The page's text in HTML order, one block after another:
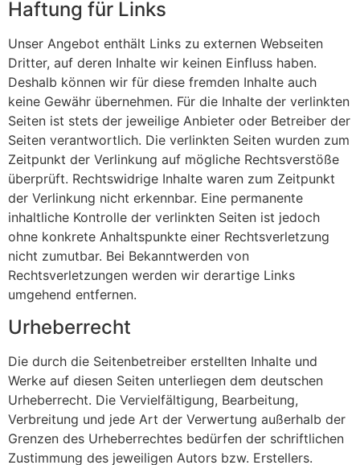
Haftung für Links
Unser Angebot enthält Links zu externen Webseiten
Dritter, auf deren Inhalte wir keinen Einfluss haben.
Deshalb können wir für diese fremden Inhalte auch
keine Gewähr übernehmen. Für die Inhalte der verlinkten
Seiten ist stets der jeweilige Anbieter oder Betreiber der
Seiten verantwortlich. Die verlinkten Seiten wurden zum
Zeitpunkt der Verlinkung auf mögliche Rechtsverstöße
überprüft. Rechtswidrige Inhalte waren zum Zeitpunkt
der Verlinkung nicht erkennbar. Eine permanente
inhaltliche Kontrolle der verlinkten Seiten ist jedoch
ohne konkrete Anhaltspunkte einer Rechtsverletzung
nicht zumutbar. Bei Bekanntwerden von
Rechtsverletzungen werden wir derartige Links
umgehend entfernen.
Urheberrecht
Die durch die Seitenbetreiber erstellten Inhalte und
Werke auf diesen Seiten unterliegen dem deutschen
Urheberrecht. Die Vervielfältigung, Bearbeitung,
Verbreitung und jede Art der Verwertung außerhalb der
Grenzen des Urheberrechtes bedürfen der schriftlichen
Zustimmung des jeweiligen Autors bzw. Erstellers.